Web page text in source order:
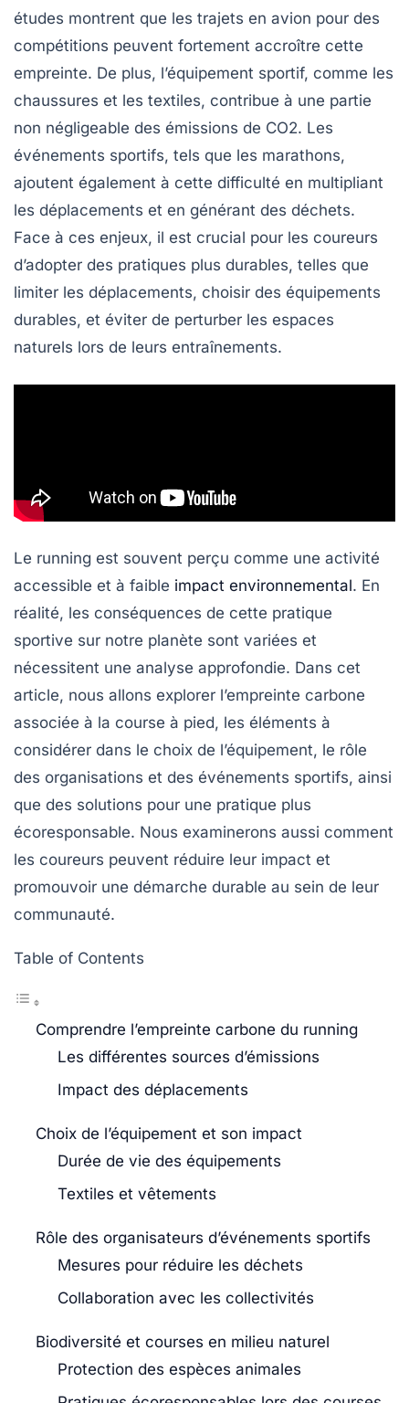
études montrent que les trajets en avion pour des
compétitions peuvent fortement accroître cette
empreinte. De plus, l’équipement sportif, comme les
chaussures et les textiles, contribue à une partie
non négligeable des émissions de CO2. Les
événements sportifs, tels que les marathons,
ajoutent également à cette difficulté en multipliant
les déplacements et en générant des déchets.
Face à ces enjeux, il est crucial pour les coureurs
d’adopter des pratiques plus durables, telles que
limiter les déplacements, choisir des équipements
durables, et éviter de perturber les espaces
naturels lors de leurs entraînements.
Le running est souvent perçu comme une activité
accessible et à faible impact environnemental. En
réalité, les conséquences de cette pratique
sportive sur notre planète sont variées et
nécessitent une analyse approfondie. Dans cet
article, nous allons explorer l’empreinte carbone
associée à la course à pied, les éléments à
considérer dans le choix de l’équipement, le rôle
des organisations et des événements sportifs, ainsi
que des solutions pour une pratique plus
écoresponsable. Nous examinerons aussi comment
les coureurs peuvent réduire leur impact et
promouvoir une démarche durable au sein de leur
communauté.
Table of Contents
Comprendre l’empreinte carbone du running
Les différentes sources d’émissions
Impact des déplacements
Choix de l’équipement et son impact
Durée de vie des équipements
Textiles et vêtements
Rôle des organisateurs d’événements sportifs
Mesures pour réduire les déchets
Collaboration avec les collectivités
Biodiversité et courses en milieu naturel
Protection des espèces animales